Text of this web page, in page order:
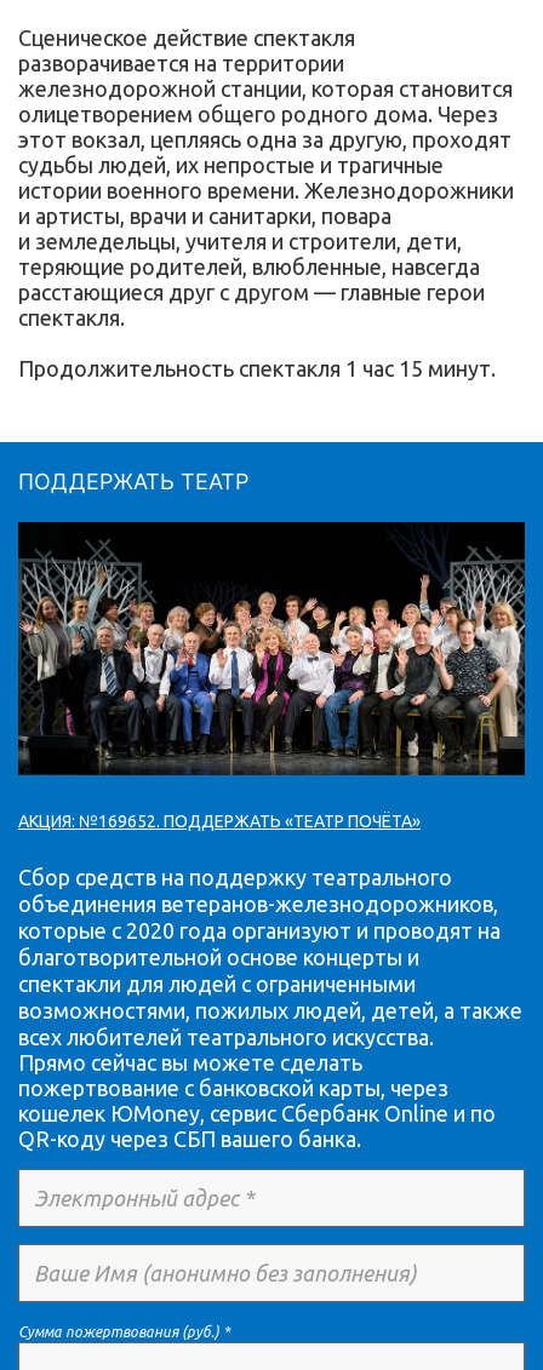
Сценическое действие спектакля
разворачивается на территории
железнодорожной станции, которая становится
олицетворением общего родного дома. Через
этот вокзал, цепляясь одна за другую, проходят
судьбы людей, их непростые и трагичные
истории военного времени. Железнодорожники
и артисты, врачи и санитарки, повара
и земледельцы, учителя и строители, дети,
теряющие родителей, влюбленные, навсегда
расстающиеся друг с другом — главные герои
спектакля.
Продолжительность спектакля 1 час 15 минут.
ПОДДЕРЖАТЬ ТЕАТР
АКЦИЯ: №169652. ПОДДЕРЖАТЬ «ТЕАТР ПОЧЁТА»
Сбор средств на поддержку театрального
объединения ветеранов-железнодорожников,
которые с 2020 года организуют и проводят на
благотворительной основе концерты и
спектакли для людей с ограниченными
возможностями, пожилых людей, детей, а также
всех любителей театрального искусства.
Прямо сейчас вы можете сделать
пожертвование с банковской карты, через
кошелек ЮMoney, сервис Сбербанк Online и по
QR-коду через СБП вашего банка.
Сумма пожертвования (руб.) *